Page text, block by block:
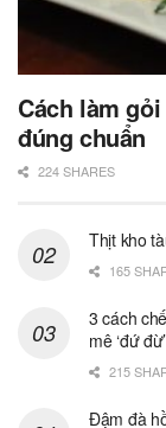
Cách làm
đúng chuẩn
224 SHARES
Thịt kho
165
3 cách
mê ‘đứ đừ’
215
Đậm đà